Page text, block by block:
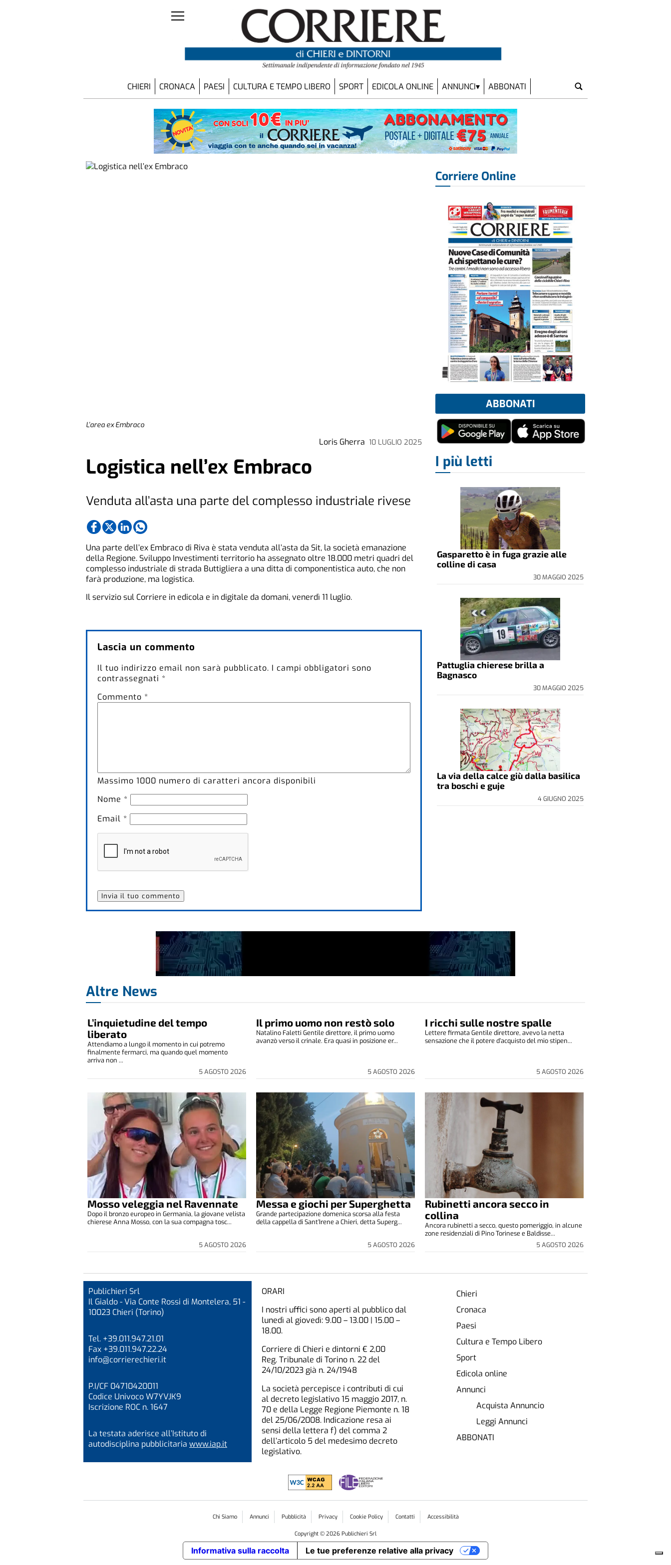
CHIERI CRONACA PAESI CULTURA E TEMPO LIBERO SPORT EDICOLA ONLINE ANNUNCI ABBONATI
L’area ex Embraco
Loris Gherra 10 LUGLIO 2025
Logistica nell’ex Embraco
Venduta all’asta una parte del complesso industriale rivese
Una parte dell’ex Embraco di Riva è stata venduta all’asta da Sit, la società emanazione
della Regione. Sviluppo Investimenti territorio ha assegnato oltre 18.000 metri quadri del
complesso industriale di strada Buttigliera a una ditta di componentistica auto, che non
farà produzione, ma logistica.
Il servizio sul Corriere in edicola e in digitale da domani, venerdì 11 luglio.
Lascia un commento
Il tuo indirizzo email non sarà pubblicato. I campi obbligatori sono
contrassegnati *
Commento *
Massimo 1000 numero di caratteri ancora disponibili
Nome *
Email *
Corriere Online
ABBONATI
I più letti
Gasparetto è in fuga grazie alle
colline di casa
30 MAGGIO 2025
Pattuglia chierese brilla a
Bagnasco
30 MAGGIO 2025
La via della calce giù dalla basilica
tra boschi e guje
4 GIUGNO 2025
Altre News
L’inquietudine del tempo
liberato
5 AGOSTO 2026
Attendiamo a lungo il momento in cui potremo
finalmente fermarci, ma quando quel momento
arriva non ...
Il primo uomo non restò solo
5 AGOSTO 2026
Natalino Faletti Gentile direttore, il primo uomo
avanzò verso il crinale. Era quasi in posizione er...
I ricchi sulle nostre spalle
5 AGOSTO 2026
Lettere firmata Gentile direttore, avevo la netta
sensazione che il potere d’acquisto del mio stipen...
Mosso veleggia nel Ravennate
5 AGOSTO 2026
Dopo il bronzo europeo in Germania, la giovane velista
chierese Anna Mosso, con la sua compagna tosc...
Messa e giochi per Superghetta
5 AGOSTO 2026
Grande partecipazione domenica scorsa alla festa
della cappella di Sant’Irene a Chieri, detta Superg...
Rubinetti ancora secco in
collina
5 AGOSTO 2026
Ancora rubinetti a secco, questo pomeriggio, in alcune
zone residenziali di Pino Torinese e Baldisse...
Publichieri Srl
Il Gialdo - Via Conte Rossi di Montelera, 51 -
10023 Chieri (Torino)
Tel. +39.011.947.21.01
Fax +39.011.947.22.24
info@corrierechieri.it
P.I/CF 04710420011
Codice Univoco W7YVJK9
Iscrizione ROC n. 1647
La testata aderisce all’Istituto di
autodisciplina pubblicitaria www.iap.it
ORARI
I nostri uffici sono aperti al pubblico dal
lunedì al giovedì: 9.00 – 13.00 | 15.00 –
18.00.
Corriere di Chieri e dintorni € 2,00
Reg. Tribunale di Torino n. 22 del
24/10/2023 già n. 24/1948
La società percepisce i contributi di cui
al decreto legislativo 15 maggio 2017, n.
70 e della Legge Regione Piemonte n. 18
del 25/06/2008. Indicazione resa ai
sensi della lettera f) del comma 2
dell’articolo 5 del medesimo decreto
legislativo.
Chieri
Cronaca
Paesi
Cultura e Tempo Libero
Sport
Edicola online
Annunci
Acquista Annuncio
Leggi Annunci
ABBONATI
Chi Siamo Annunci Pubblicità Privacy Cookie Policy Contatti Accessibilità
Copyright © 2026 Publichieri Srl
Informativa sulla raccolta Le tue preferenze relative alla privacy